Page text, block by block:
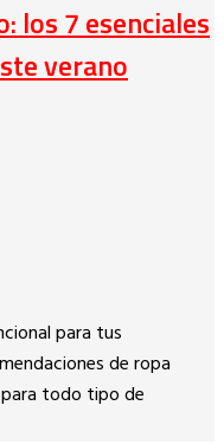
los 7 esenciales
verano
para tus
de ropa
todo tipo de